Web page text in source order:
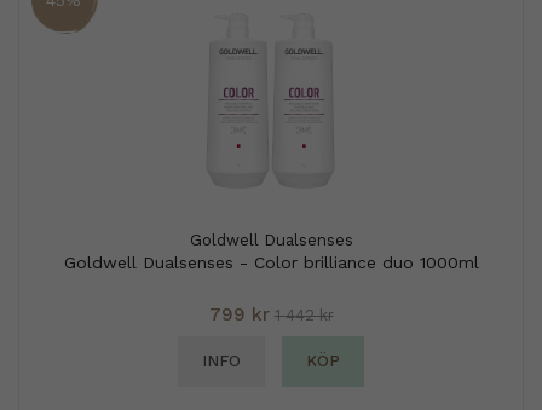
Goldwell Dualsenses
Goldwell Dualsenses - Color brilliance duo 1000ml
799 kr 1 442 kr
INFO KÖP